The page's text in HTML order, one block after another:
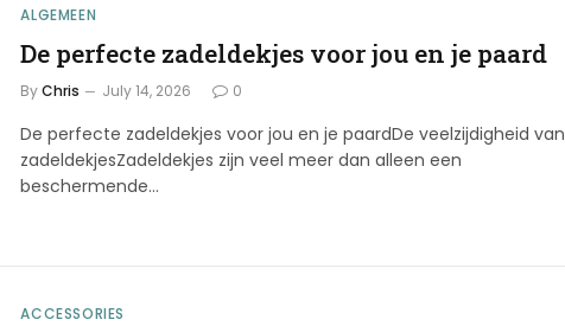
ALGEMEEN
De perfecte zadeldekjes voor jou en je paard
By Chris July 14, 2026 0
De perfecte zadeldekjes voor jou en je paardDe veelzijdigheid van
zadeldekjesZadeldekjes zijn veel meer dan alleen een
beschermende…
ACCESSORIES